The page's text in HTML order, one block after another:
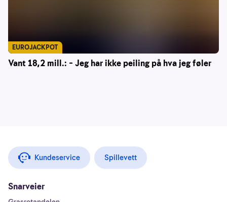
Vant 18,2 mill.: – Jeg har ikke peiling på hva jeg føler
EUROJACKPOT
Kundeservice Spillevett
Snarveier